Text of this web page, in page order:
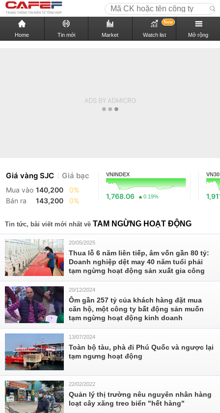
Home Tin mới Market Watch list
New
Mở rộng
Giá vàng SJC Giá bạc
Mua vào 140,200
0%
Bán ra
143,200 0%
VNINDEX
1,768.06 0.19%
VN30
Tin tức, bài viết mới nhất về TAM NGỪNG HOẠT ĐỘNG
20/05/2025
Thua lỗ 6 năm liên tiếp, âm vốn gần 80 tỷ:
Doanh nghiệp dệt may 40 năm tuổi phải
tạm ngừng hoạt động sản xuất gia công
20/12/2024
Ôm gần 257 tỷ của khách hàng đặt mua
căn hộ, một công ty bất động sản muốn
tạm ngừng hoạt động kinh doanh
13/07/2024
Toàn bộ tàu, phà đi Phú Quốc và ngược lại
tạm ngưng hoạt động
22/02/2022
Quản lý thị trường nêu nguyên nhân hàng
loạt cây xăng treo biển "hết hàng"